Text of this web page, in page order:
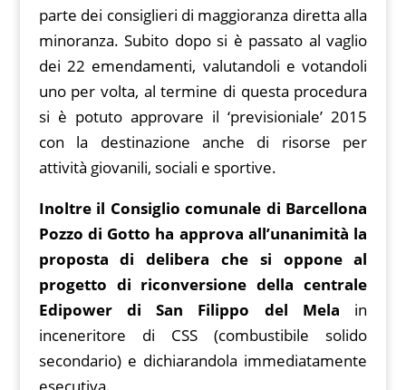
parte dei consiglieri di maggioranza diretta alla
minoranza. Subito dopo si è passato al vaglio
dei 22 emendamenti, valutandoli e votandoli
uno per volta, al termine di questa procedura
si è potuto approvare il ‘previsioniale’ 2015
con la destinazione anche di risorse per
attività giovanili, sociali e sportive.
Inoltre il Consiglio comunale di Barcellona
Pozzo di Gotto ha approva all’unanimità la
proposta di delibera che si oppone al
progetto di riconversione della centrale
Edipower di San Filippo del Mela in
inceneritore di CSS (combustibile solido
secondario) e dichiarandola immediatamente